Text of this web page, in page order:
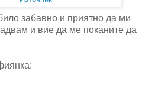
забавно и приятно да ми
и вие да ме поканите да